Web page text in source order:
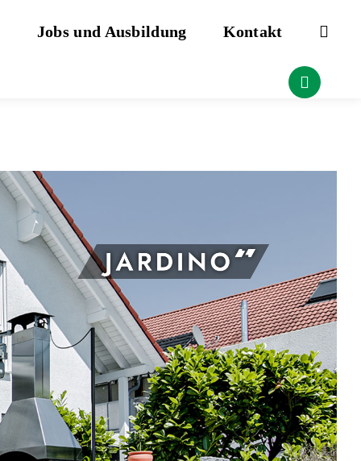
Jobs und Ausbildung Kontakt